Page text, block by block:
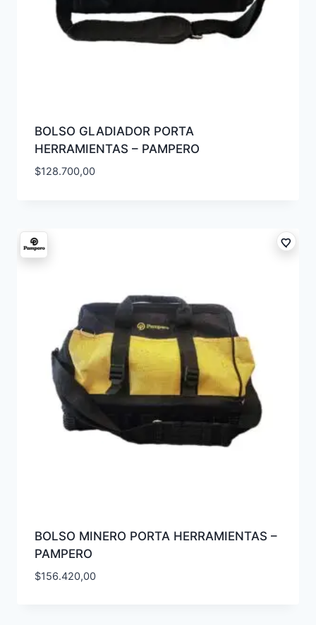
BOLSO GLADIADOR PORTA
HERRAMIENTAS – PAMPERO
$128.700,00
BOLSO MINERO PORTA HERRAMIENTAS –
PAMPERO
$156.420,00